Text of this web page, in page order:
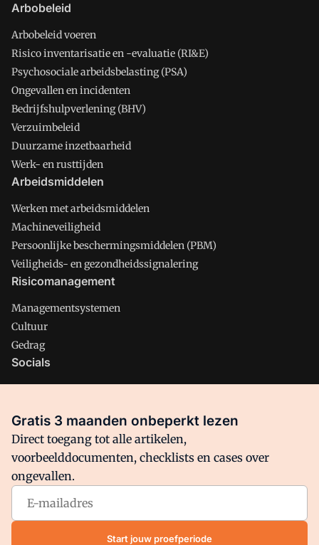
Arbobeleid
Arbobeleid voeren
Risico inventarisatie en -evaluatie (RI&E)
Psychosociale arbeidsbelasting (PSA)
Ongevallen en incidenten
Bedrijfshulpverlening (BHV)
Verzuimbeleid
Duurzame inzetbaarheid
Werk- en rusttijden
Arbeidsmiddelen
Werken met arbeidsmiddelen
Machineveiligheid
Persoonlijke beschermingsmiddelen (PBM)
Veiligheids- en gezondheidssignalering
Risicomanagement
Managementsystemen
Cultuur
Gedrag
Socials
Facebook
Arbo is onderdeel van VMN media. Lees inons manifestwaar
VMN media voor staat. Op gebruik van deze site zijn de
volgende regelingen van toepassing:Algemene Voorwaarden
Privacy en Cookie beleid|Privacy instellingen
Gratis 3 maanden onbeperkt lezen
Direct toegang tot alle artikelen,
voorbeelddocumenten, checklists en cases over
ongevallen.
Start jouw proefperiode